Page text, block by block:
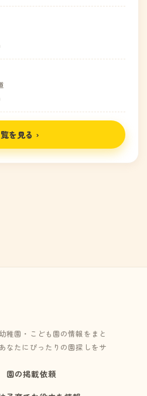
を見る ›
稚園・こども園の情報をまと
なたにぴったりの園探しをサ
園の掲載依頼